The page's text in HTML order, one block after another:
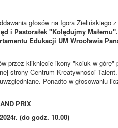
głosów na Igora Zielińskiego
i Pastorałek "Kolędujmy
Edukacji UM Wrocławia
przez kliknięcie ikony "kciuk w górę"
strony Centrum Kreatywności
Ponadto w głosowaniu
PRIX
(do godz. 10.00)